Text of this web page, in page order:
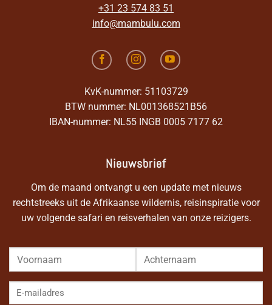
+31 23 574 83 51
info@mambulu.com
KvK-nummer: 51103729
BTW nummer: NL001368521B56
IBAN-nummer: NL55 INGB 0005 7177 62
Nieuwsbrief
Om de maand ontvangt u een update met nieuws
rechtstreeks uit de Afrikaanse wildernis, reisinspiratie voor
uw volgende safari en reisverhalen van onze reizigers.